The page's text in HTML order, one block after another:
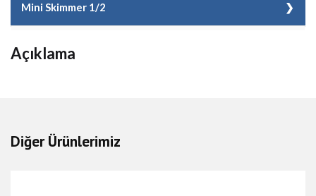
Mini Skimmer 1/2
Açıklama
Diğer Ürünlerimiz